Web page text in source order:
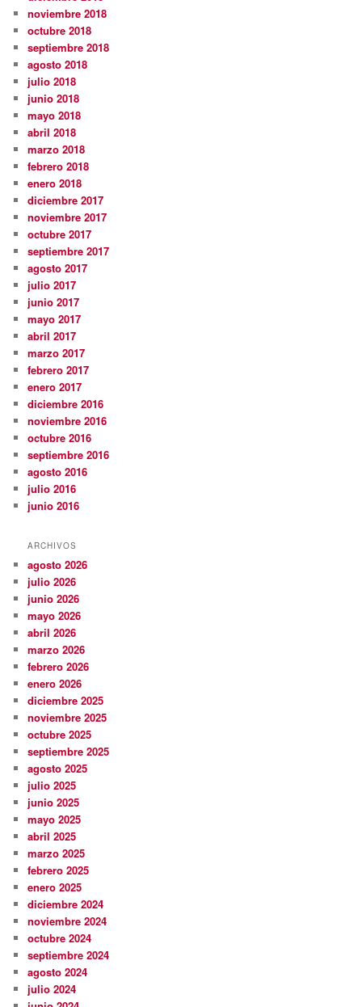
noviembre 2018
octubre 2018
septiembre 2018
agosto 2018
julio 2018
junio 2018
mayo 2018
abril 2018
marzo 2018
febrero 2018
enero 2018
diciembre 2017
noviembre 2017
octubre 2017
septiembre 2017
agosto 2017
julio 2017
junio 2017
mayo 2017
abril 2017
marzo 2017
febrero 2017
enero 2017
diciembre 2016
noviembre 2016
octubre 2016
septiembre 2016
agosto 2016
julio 2016
junio 2016
ARCHIVOS
agosto 2026
julio 2026
junio 2026
mayo 2026
abril 2026
marzo 2026
febrero 2026
enero 2026
diciembre 2025
noviembre 2025
octubre 2025
septiembre 2025
agosto 2025
julio 2025
junio 2025
mayo 2025
abril 2025
marzo 2025
febrero 2025
enero 2025
diciembre 2024
noviembre 2024
octubre 2024
septiembre 2024
agosto 2024
julio 2024